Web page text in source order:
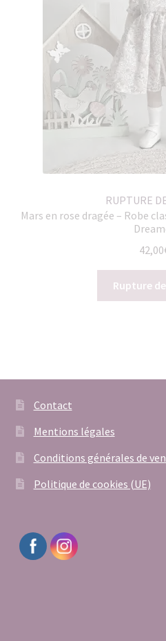
RUPTURE
Mars en rose dragée – Robe
42,00
Rupture
Contact
Mentions légales
Conditions générales de
Politique de cookies (UE)